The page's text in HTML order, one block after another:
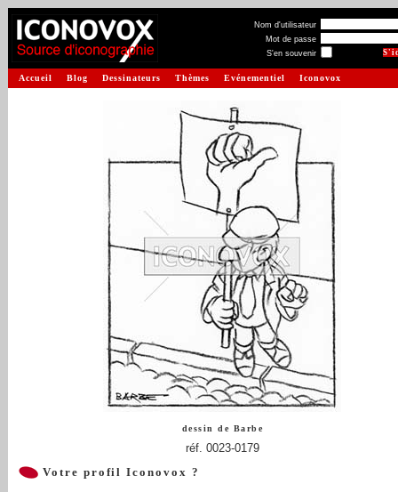
Nom d'utilisateur
Mot de passe
S'en souvenir
Accueil Blog Dessinateurs Thèmes Evénementiel Iconovox
dessin de Barbe
réf. 0023-0179
Votre profil Iconovox ?